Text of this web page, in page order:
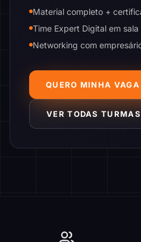
Material completo +
Time Expert Digital em
Networking com
QUERO MINHA VAGA
VER TODAS TURMAS